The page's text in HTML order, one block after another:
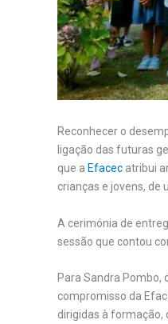
Reconhecer o
ligação das futuras
que a Efacec atribui
crianças e jovens, de
A cerimónia de
sessão que contou
Para Sandra Pombo,
compromisso da
dirigidas à formação,